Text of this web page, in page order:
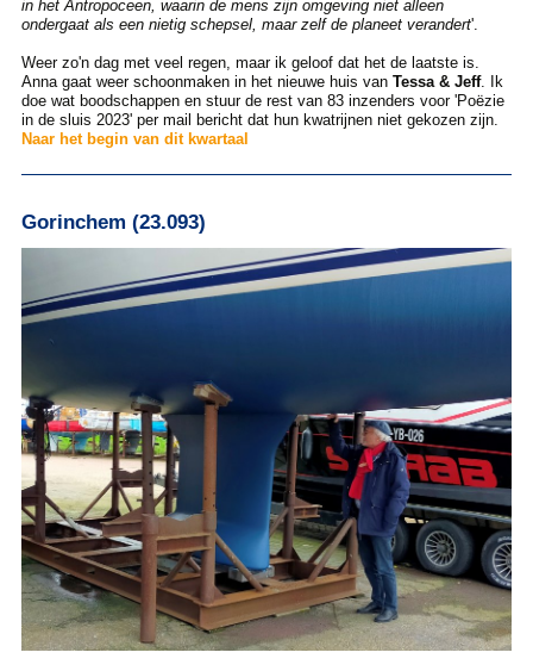
in het Antropoceen, waarin de mens zijn omgeving niet alleen
ondergaat als een nietig schepsel, maar zelf de planeet verandert'.
Weer zo'n dag met veel regen, maar ik geloof dat het de laatste is.
Anna gaat weer schoonmaken in het nieuwe huis van Tessa & Jeff. Ik
doe wat boodschappen en stuur de rest van 83 inzenders voor 'Poëzie
in de sluis 2023' per mail bericht dat hun kwatrijnen niet gekozen zijn.
Naar het begin van dit kwartaal
Gorinchem (23.093)